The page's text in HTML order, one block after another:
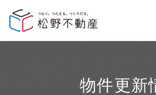
物件更新